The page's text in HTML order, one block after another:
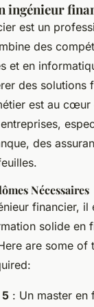
ingénieur
est un
des
et en
des solutions
est au cœur
des
Nécessaires
financier, il
solide en
are some of
5 : Un master en